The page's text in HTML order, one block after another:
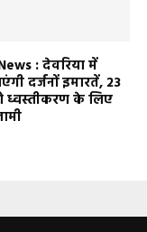
: देवरिया में
दर्जनों इमारतें, 23
ध्वस्तीकरण के लिए